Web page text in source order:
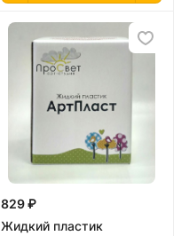
829 ₽
Жидкий пластик